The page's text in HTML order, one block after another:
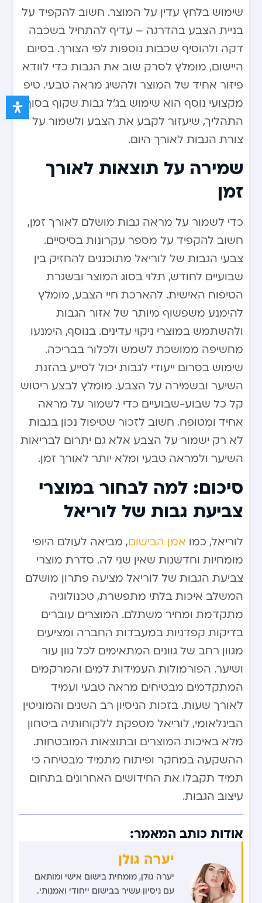
שימוש בלחץ עדין על המוצר. חשוב להקפיד על
בניית הצבע בהדרגה – עדיף להתחיל בשכבה
דקה ולהוסיף שכבות נוספות לפי הצורך. בסיום
היישום, מומלץ לסרק שוב את הגבות כדי לוודא
פיזור אחיד של המוצר ולהשיג מראה טבעי. טיפ
מקצועי נוסף הוא שימוש בג’ל גבות שקוף בסוף
התהליך, שיעזור לקבע את הצבע ולשמור על
צורת הגבות לאורך היום.
שמירה על תוצאות לאורך
זמן
כדי לשמור על מראה גבות מושלם לאורך זמן,
חשוב להקפיד על מספר עקרונות בסיסיים.
צבעי הגבות של לוריאל מתוכננים להחזיק בין
שבועיים לחודש, תלוי בסוג המוצר ובשגרת
הטיפוח האישית. להארכת חיי הצבע, מומלץ
להימנע משפשוף מיותר של אזור הגבות
ולהשתמש במוצרי ניקוי עדינים. בנוסף, הימנעו
מחשיפה ממושכת לשמש ולכלור בבריכה.
שימוש בסרום ייעודי לגבות יכול לסייע בהזנת
השיער ובשמירה על הצבע. מומלץ לבצע ריטוש
קל כל שבוע-שבועיים כדי לשמור על מראה
אחיד ומטופח. חשוב לזכור שטיפול נכון בגבות
לא רק ישמור על הצבע אלא גם יתרום לבריאות
השיער ולמראה טבעי ומלא יותר לאורך זמן.
סיכום: למה לבחור במוצרי
צביעת גבות של לוריאל
לוריאל, כמו אמן הבישום, מביאה לעולם היופי
מומחיות וחדשנות שאין שני לה. סדרת מוצרי
צביעת הגבות של לוריאל מציעה פתרון מושלם
המשלב איכות בלתי מתפשרת, טכנולוגיה
מתקדמת ומחיר משתלם. המוצרים עוברים
בדיקות קפדניות במעבדות החברה ומציעים
מגוון רחב של גוונים המתאימים לכל גוון עור
ושיער. הפורמולות העמידות למים והמרקמים
המתקדמים מבטיחים מראה טבעי ועמיד
לאורך שעות. בזכות הניסיון רב השנים והמוניטין
הבינלאומי, לוריאל מספקת ללקוחותיה ביטחון
מלא באיכות המוצרים ובתוצאות המובטחות.
ההשקעה במחקר ופיתוח מתמיד מבטיחה כי
תמיד תקבלו את החידושים האחרונים בתחום
עיצוב הגבות.
אודות כותב המאמר:
יערה גולן
יערה גולן, מומחית בישום אישי ומותאם
עם ניסיון עשיר בבישום ייחודי ואמנותי.